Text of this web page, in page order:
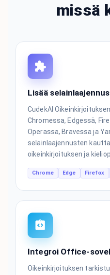
missä
Lisää selainlaajennus
CudekAI
Chromessa, Edgessä,
Operassa, Bravessa ja
selainlaajennusten
oikeinkirjoituksen ja
Chrome Edge Firefox
Integroi Office-
Oikeinkirjoituksen